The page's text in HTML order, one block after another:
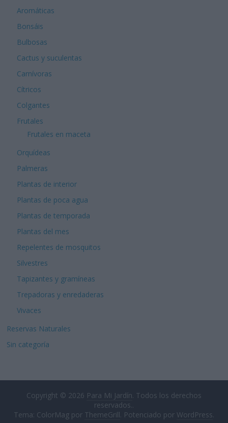
Aromáticas
Bonsáis
Bulbosas
Cactus y suculentas
Carnívoras
Cítricos
Colgantes
Frutales
Frutales en maceta
Orquídeas
Palmeras
Plantas de interior
Plantas de poca agua
Plantas de temporada
Plantas del mes
Repelentes de mosquitos
Silvestres
Tapizantes y gramíneas
Trepadoras y enredaderas
Vivaces
Reservas Naturales
Sin categoría
Copyright © 2026 Para Mi Jardín . Todos los derechos
reservados..
Tema: ColorMag por ThemeGrill . Potenciado por WordPress